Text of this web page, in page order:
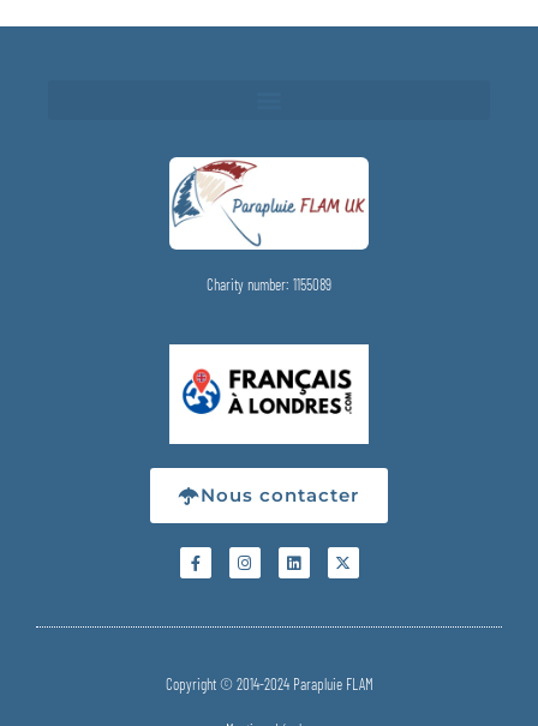
Charity number: 1155089
Nous contacter
Copyright © 2014-2024 Parapluie FLAM